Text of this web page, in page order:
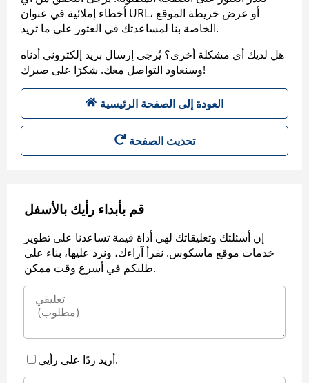
أخطاء إملائية في عنوان URL، أو عرض خريطة الموقع
الخاصة بنا لمساعدتك في العثور على ما تريد.
هل لديك أي مشكلة أخرى؟ يُرجى إرسال بريد إلكتروني أدناه
وسنعاود التواصل معك. شكرًا على صبرك!
العودة إلى الصفحة الرئيسية
تحديث الصفحة
قم بأبداء رأيك بالأسفل
إن أسئلتك وتعليقاتك لهي أداة قيمة تساعدنا على تطوير
خدمات موقع ماسكوس. نقرأ آراءك، ونرد عليها، بناء على
طلبكم في أسرع وقت ممكن.
أريد ردًا على رأيي.